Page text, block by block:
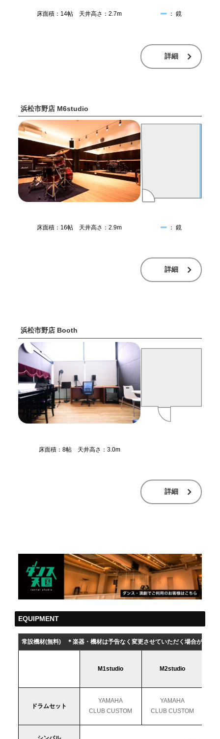
床面積：14帖 天井高さ：2.7m ： 鏡
詳細
浜松市野店 M6studio
床面積：16帖 天井高さ：2.9m ： 鏡
詳細
浜松市野店 Booth
床面積：8帖 天井高さ：3.0m
詳細
EQUIPMENT
常設機材(無料)＊楽器・機材は予告なく変更させていただく場合がござ
M1studio M2studio
ドラムセット
YAMAHA
CLUB CUSTOM
YAMAHA
CLUB CUSTOM